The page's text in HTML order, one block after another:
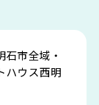
市全域・
ハウス西明